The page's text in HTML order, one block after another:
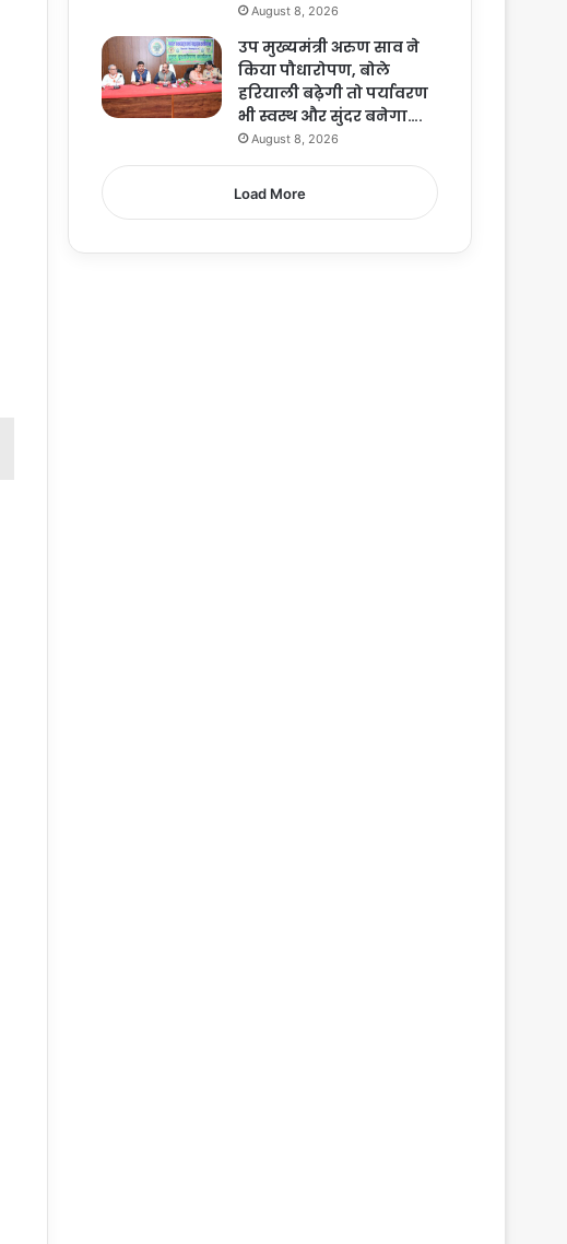
August 8, 2026
उप मुख्यमंत्री अरुण साव ने
किया पौधारोपण, बोले
हरियाली बढ़ेगी तो पर्यावरण
भी स्वस्थ और सुंदर बनेगा….
August 8, 2026
Load More